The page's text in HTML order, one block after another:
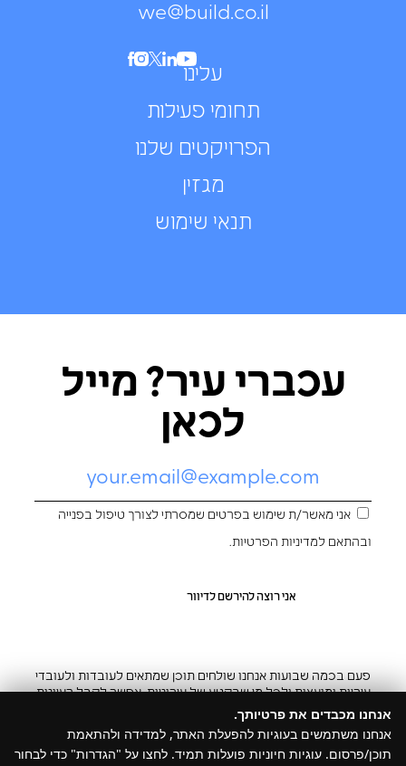
עלינו
תחומי פעילות
הפרויקטים שלנו
מגזין
תנאי שימוש
we@build.co.il
עכברי עיר? מייל
לכאן
אני מאשר/ת שימוש בפרטים שמסרתי לצורך טיפול בפנייה
ובהתאם למדיניות הפרטיות.
פעם בכמה שבועות אנחנו שולחים תוכן שמתאים לעובדות ולעובדי
עיריות ומועצות ולכל מי שבקטע של עירוניות. אפשר לקבל רעיונות
אנחנו מכבדים את פרטיותך.
אנחנו משתמשים בעוגיות להפעלת האתר, למדידה ולהתאמת
תוכן/פרסום. עוגיות חיוניות פועלות תמיד. לחצו על "הגדרות" כדי לבחור